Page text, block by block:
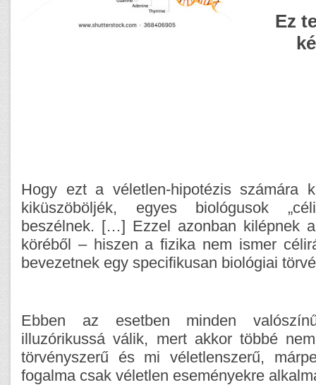
Ez
Hogy ezt a véletlen-hipotézis számára
kiküszöböljék, egyes biológusok
beszélnek. […] Ezzel azonban kilépnek
köréből – hiszen a fizika nem ismer
bevezetnek egy specifikusan biológiai
Ebben az esetben minden
illuzórikussá válik, mert akkor többé
törvényszerű és mi véletlenszerű,
fogalma csak véletlen eseményekre